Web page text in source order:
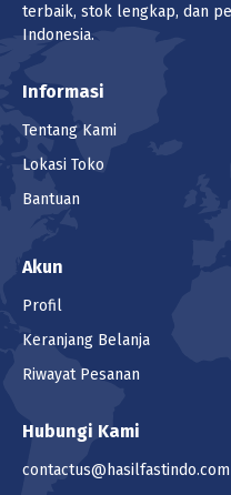
(1 - 99999
Produk ini
terbaik, stok lengkap, dan
Indonesia.
Informasi
Tentang Kami
Lokasi Toko
Bantuan
Akun
Profil
Keranjang Belanja
Riwayat Pesanan
Hubungi Kami
contactus@hasilfastindo.com